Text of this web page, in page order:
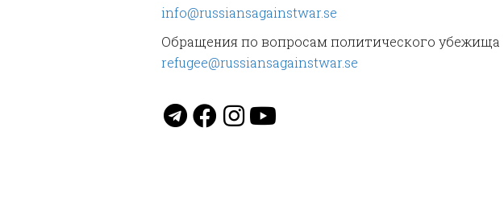
info@russiansagainstwar.se
Обращения по вопросам политического убежища
refugee@russiansagainstwar.se